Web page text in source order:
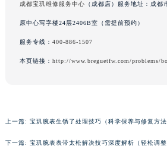
成都宝玑维修服务中心 （成都店）服务地址：成
原中心写字楼24层2406B室（需提前预约）
服务专线： 400-886-1507
本页链接： http://www.breguetfw.com/problems/
上一篇: 宝玑腕表生锈了处理技巧（科学保养与修复方法
下一篇: 宝玑腕表表带太松解决技巧深度解析（轻松调